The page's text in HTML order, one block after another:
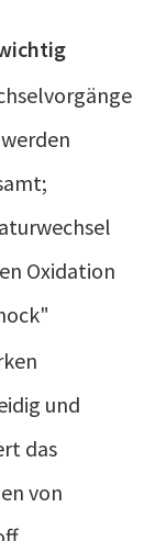
Oxidation
und
das
von